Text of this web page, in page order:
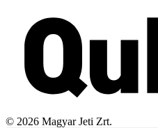
© 2026 Magyar Jeti Zrt.